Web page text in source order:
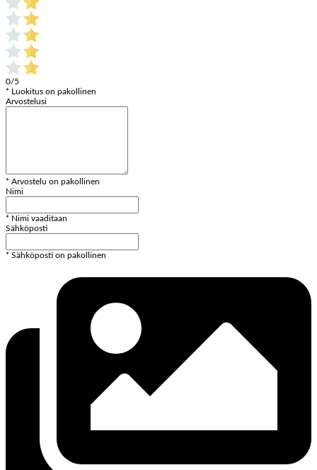
0/5
* Luokitus on pakollinen
Arvostelusi
* Arvostelu on pakollinen
Nimi
* Nimi vaaditaan
Sähköposti
* Sähköposti on pakollinen